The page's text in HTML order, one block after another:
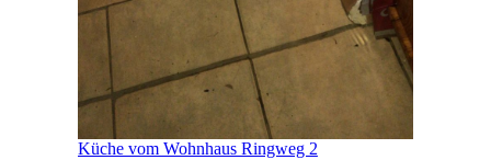
Küche vom Wohnhaus Ringweg 2